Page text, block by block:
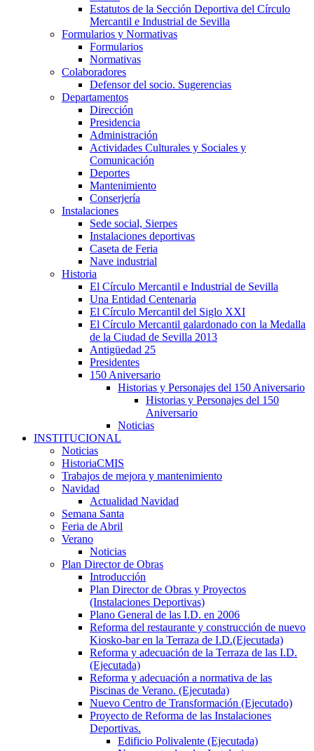
Estatutos de la Sección Deportiva del Círculo
Mercantil e Industrial de Sevilla
Formularios y Normativas
Formularios
Normativas
Colaboradores
Defensor del socio. Sugerencias
Departamentos
Dirección
Presidencia
Administración
Actividades Culturales y Sociales y
Comunicación
Deportes
Mantenimiento
Conserjería
Instalaciones
Sede social, Sierpes
Instalaciones deportivas
Caseta de Feria
Nave industrial
Historia
El Círculo Mercantil e Industrial de Sevilla
Una Entidad Centenaria
El Círculo Mercantil del Siglo XXI
El Círculo Mercantil galardonado con la Medalla
de la Ciudad de Sevilla 2013
Antigüedad 25
Presidentes
150 Aniversario
Historias y Personajes del 150 Aniversario
Historias y Personajes del 150
Aniversario
Noticias
INSTITUCIONAL
Noticias
HistoriaCMIS
Trabajos de mejora y mantenimiento
Navidad
Actualidad Navidad
Semana Santa
Feria de Abril
Verano
Noticias
Plan Director de Obras
Introducción
Plan Director de Obras y Proyectos
(Instalaciones Deportivas)
Plano General de las I.D. en 2006
Reforma del restaurante y construcción de nuevo
Kiosko-bar en la Terraza de I.D.(Ejecutada)
Reforma y adecuación de la Terraza de las I.D.
(Ejecutada)
Reforma y adecuación a normativa de las
Piscinas de Verano. (Ejecutada)
Nuevo Centro de Transformación (Ejecutado)
Proyecto de Reforma de las Instalaciones
Deportivas.
Edificio Polivalente (Ejecutada)